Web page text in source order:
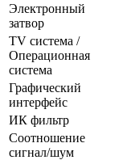
Электронный
затвор
TV система /
Операционная
система
Графический
интерфейс
ИК фильтр
Соотношение
сигнал/шум